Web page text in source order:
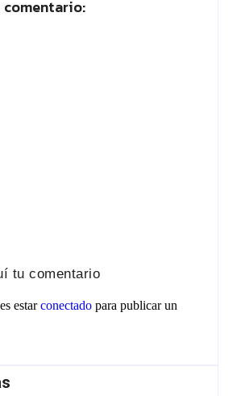
comentario:
tu comentario
estarconectado para publicar un